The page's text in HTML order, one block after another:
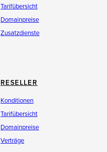
Tarifübersicht
Domainpreise
Zusatzdienste
RESELLER
Konditionen
Tarifübersicht
Domainpreise
Verträge